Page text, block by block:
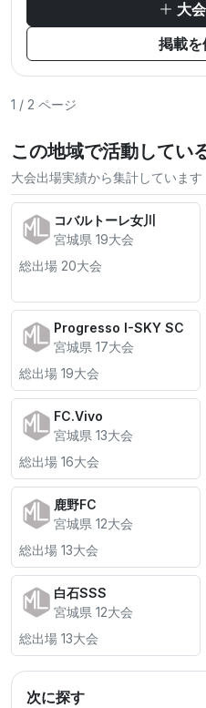
大
掲載
1 / 2 ページ
この地域で活動してい
大会出場実績から集計しています
コバルトーレ⼥川
宮城県 19大会
総出場 20大会
Progresso I-SKY SC
宮城県 17大会
総出場 19大会
FC.Vivo
宮城県 13大会
総出場 16大会
鹿野FC
宮城県 12大会
総出場 13大会
白石SSS
宮城県 12大会
総出場 13大会
次に探す